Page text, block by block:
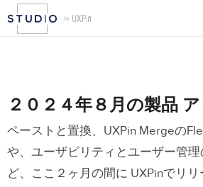
２０２４年８月の製品
ペーストと置換、UXPin Mergeの
や、ユーザビリティとユーザー管
ど、ここ２ヶ月の間に UXPinでリ